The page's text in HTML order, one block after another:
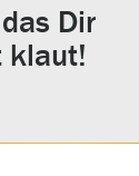
Dir
klaut!